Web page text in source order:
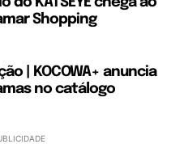
Shopping
| KOCOWA+ anuncia
no catálogo